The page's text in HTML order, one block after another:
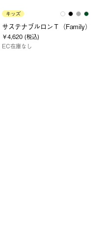
キッズ
サステナブルロンＴ（Family）
￥4,620 (税込)
EC在庫なし